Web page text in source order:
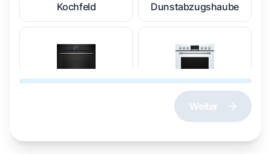
Kochfeld Dunstabzugshaube
Herd und Backofen
Weiter